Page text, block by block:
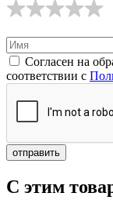
Согласен на
соответствии с
отправить
C этим